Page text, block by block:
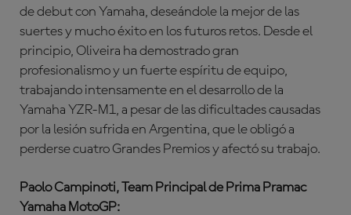
de debut con Yamaha, deseándole la mejor de las
suertes y mucho éxito en los futuros retos. Desde el
principio, Oliveira ha demostrado gran
profesionalismo y un fuerte espíritu de equipo,
trabajando intensamente en el desarrollo de la
Yamaha YZR-M1, a pesar de las dificultades causadas
por la lesión sufrida en Argentina, que le obligó a
perderse cuatro Grandes Premios y afectó su trabajo.
Paolo Campinoti, Team Principal de Prima Pramac
Yamaha MotoGP: